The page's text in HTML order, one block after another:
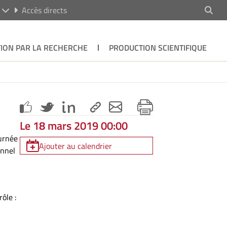
Accès directs
PAR LA RECHERCHE
PRODUCTION SCIENTIFIQUE
:
Le 18 mars 2019 00:00
Ajouter au calendrier